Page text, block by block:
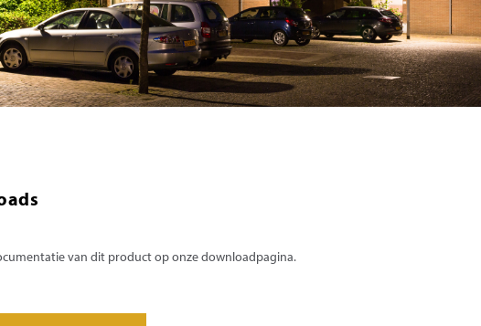
van dit product op onze downloadpagina.